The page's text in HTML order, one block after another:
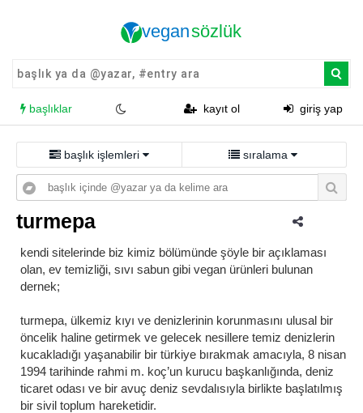
başlıklar kayıt ol giriş yap
başlık işlemleri sıralama
turmepa
kendi sitelerinde biz kimiz bölümünde şöyle bir açıklaması
olan, ev temizliği, sıvı sabun gibi vegan ürünleri bulunan
dernek;
turmepa, ülkemiz kıyı ve denizlerinin korunmasını ulusal bir
öncelik haline getirmek ve gelecek nesillere temiz denizlerin
kucakladığı yaşanabilir bir türkiye bırakmak amacıyla, 8 nisan
1994 tarihinde rahmi m. koç’un kurucu başkanlığında, deniz
ticaret odası ve bir avuç deniz sevdalısıyla birlikte başlatılmış
bir sivil toplum hareketidir.